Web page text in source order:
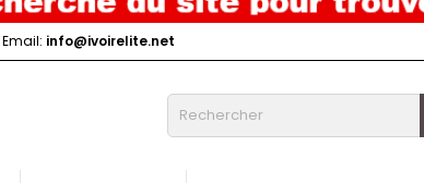
Email: info@ivoirelite.net